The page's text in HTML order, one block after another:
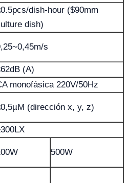
dish-hour ($90mm
dish)
s
(A)
monofásica 220V/50Hz
(dirección x, y, z)
500W